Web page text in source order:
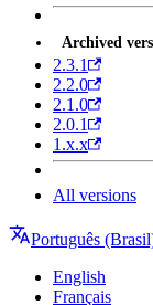
Archived
2.3.1
2.2.0
2.1.0
2.0.1
1.x.x
All versions
Português
English
Français